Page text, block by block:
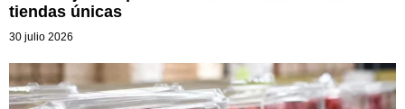
tiendas únicas
30 julio 2026